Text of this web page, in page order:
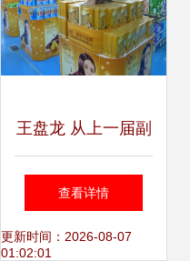
王盘龙 从上一届副
会长到日用百货行
业变革的践行者
查看详情
更新时间：2026-08-07
01:02:01